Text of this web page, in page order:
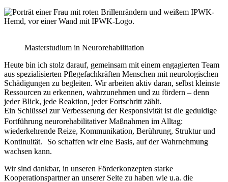
Masterstudium in Neurorehabilitation
Heute bin ich stolz darauf, gemeinsam mit einem engagierten Team
aus spezialisierten Pflegefachkräften Menschen mit neurologischen
Schädigungen zu begleiten. Wir arbeiten aktiv daran, selbst kleinste
Ressourcen zu erkennen, wahrzunehmen und zu fördern – denn
jeder Blick, jede Reaktion, jeder Fortschritt zählt.
Ein Schlüssel zur Verbesserung der Responsivität ist die geduldige
Fortführung neurorehabilitativer Maßnahmen im Alltag:
wiederkehrende Reize, Kommunikation, Berührung, Struktur und
Kontinuität. So schaffen wir eine Basis, auf der Wahrnehmung
wachsen kann.
Wir sind dankbar, in unseren Förderkonzepten starke
Kooperationspartner an unserer Seite zu haben wie u.a. die